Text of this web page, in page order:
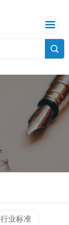
行业标准